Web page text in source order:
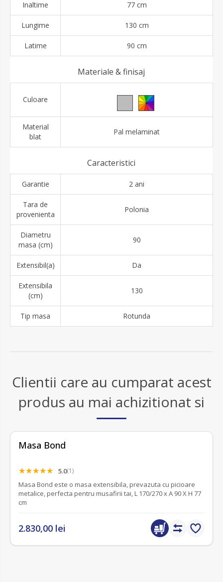
Inaltime 77 cm
Lungime 130 cm
Latime 90 cm
Materiale & finisaj
Culoare
Material
blat
Pal melaminat
Caracteristici
Garantie 2 ani
Tara de
provenienta
Polonia
Diametru
masa (cm)
90
Extensibil(a) Da
Extensibila
(cm)
130
Tip masa Rotunda
Clientii care au cumparat acest
produs au mai achizitionat si
Masa Bond
5.0(1)
Masa Bond este o masa extensibila, prevazuta cu picioare
metalice, perfecta pentru musafirii tai, L 170/270 x A 90 X H 77
cm
2.830,00 lei